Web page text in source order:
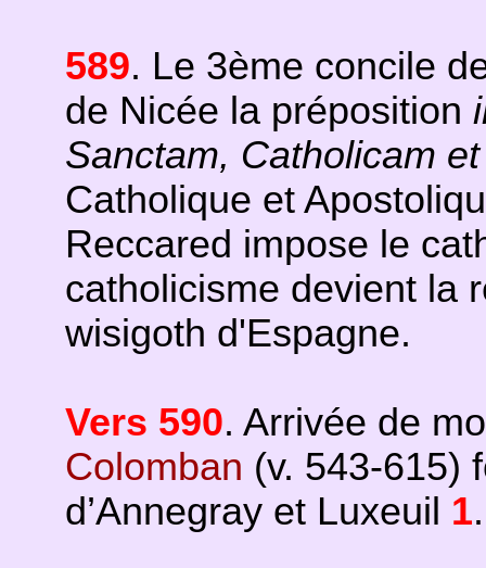
589. Le 3ème concile
de Nicée la préposition
Sanctam, Catholicam
Catholique et
Reccared impose le
catholicisme devient la
wisigoth d'Espagne.
Vers 590. Arrivée de
Colomban (v. 543-615)
d’Annegray et Luxeuil 1.